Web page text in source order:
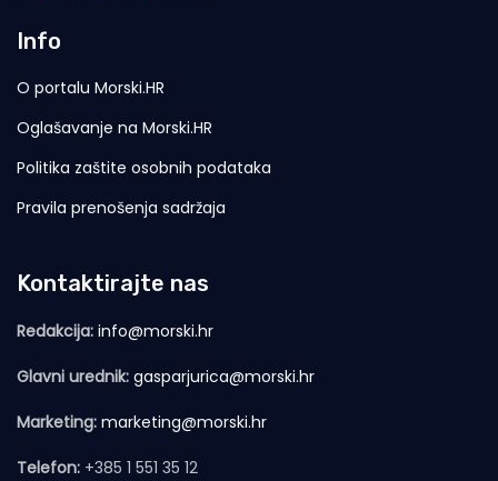
Info
O portalu Morski.HR
Oglašavanje na Morski.HR
Politika zaštite osobnih podataka
Pravila prenošenja sadržaja
Kontaktirajte nas
Redakcija: info@morski.hr
Glavni urednik: gasparjurica@morski.hr
Marketing: marketing@morski.hr
Telefon: +385 1 551 35 12